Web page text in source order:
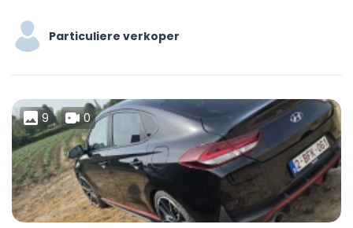
Particuliere verkoper
9 0